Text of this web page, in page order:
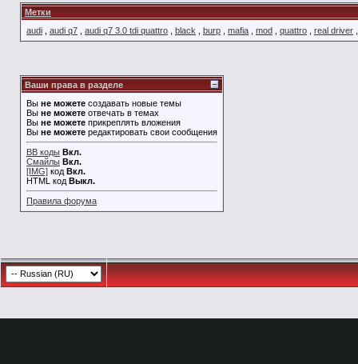
Метки
audi
audi q7 audi q7 3.0 tdi quattro black burp mafia mod quattro real driver
Ваши права в разделе
Вы не можете создавать новые темы
Вы не можете отвечать в темах
Вы не можете прикреплять вложения
Вы не можете редактировать свои сообщения
BB коды Вкл.
Смайлы Вкл.
[IMG] код Вкл.
HTML код Выкл.
Правила форума